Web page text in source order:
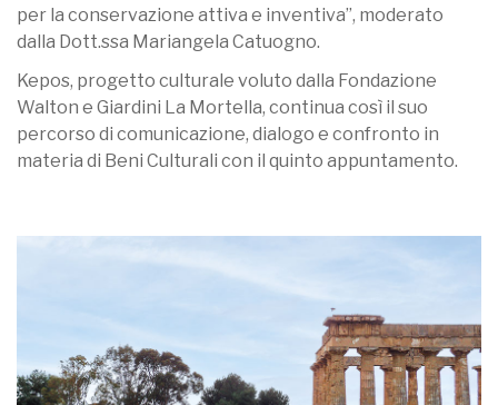
per la conservazione attiva e inventiva”, moderato
dalla Dott.ssa Mariangela Catuogno.
Kepos, progetto culturale voluto dalla Fondazione
Walton e Giardini La Mortella, continua così il suo
percorso di comunicazione, dialogo e confronto in
materia di Beni Culturali con il quinto appuntamento.